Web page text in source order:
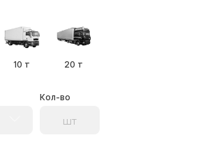
10 т 20 т
Кол-во